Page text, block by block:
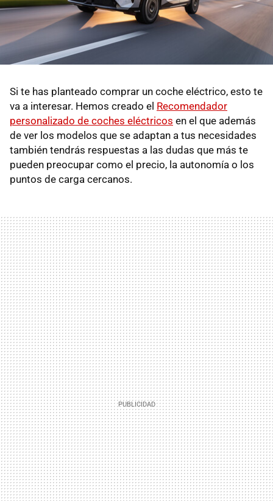
Si te has planteado comprar un coche eléctrico, esto te
va a interesar. Hemos creado el Recomendador
personalizado de coches eléctricos en el que además
de ver los modelos que se adaptan a tus necesidades
también tendrás respuestas a las dudas que más te
pueden preocupar como el precio, la autonomía o los
puntos de carga cercanos.